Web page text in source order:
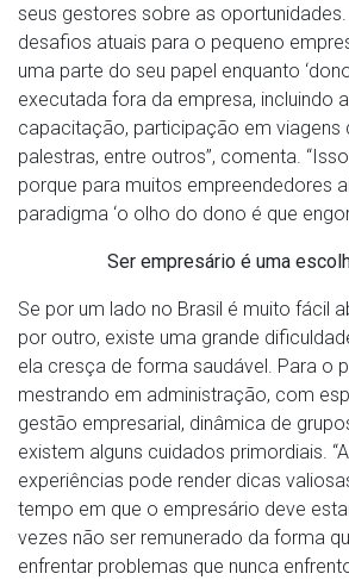
seus gestores sobre as oportunidades.
desafios atuais para o pequeno
uma parte do seu papel enquanto
executada fora da empresa, incluindo
capacitação, participação em viagens
palestras, entre outros”, comenta.
porque para muitos empreendedores
paradigma ‘o olho do dono é que
Ser empresário é uma
Se por um lado no Brasil é muito fácil
por outro, existe uma grande
ela cresça de forma saudável. Para o
mestrando em administração, com
gestão empresarial, dinâmica de
existem alguns cuidados primordiais.
experiências pode render dicas
tempo em que o empresário deve
vezes não ser remunerado da forma
enfrentar problemas que nunca